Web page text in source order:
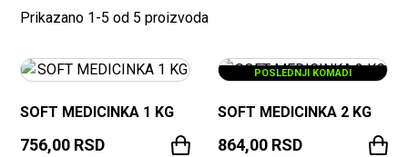
Prikazano 1-5 od 5 proizvoda
SOFT MEDICINKA 1 KG
756,00 RSD
POSLEDNJI KOMADI
SOFT MEDICINKA 2 KG
864,00 RSD